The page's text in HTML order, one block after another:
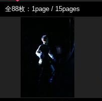
全88枚：1page / 15pages